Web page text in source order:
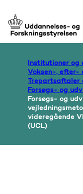
Gå til forsiden
Institutioner og
Forsøgs- og
videregående
(UCL)